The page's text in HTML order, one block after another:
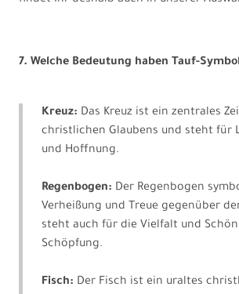
7. Welche Bedeutung haben Tauf-
Kreuz: Das Kreuz ist ein zentrales
christlichen Glaubens und steht für
und Hoffnung.
Regenbogen: Der Regenbogen
Verheißung und Treue gegenüber
steht auch für die Vielfalt und
Schöpfung.
Fisch: Der Fisch ist ein uraltes